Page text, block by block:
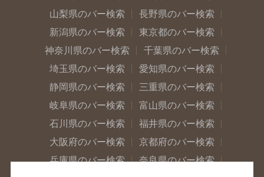
山梨県のバー検索
長野県のバー検索
新潟県のバー検索
東京都のバー検索
神奈川県のバー検索
千葉県のバー検索
埼玉県のバー検索
愛知県のバー検索
静岡県のバー検索
三重県のバー検索
岐阜県のバー検索
富山県のバー検索
石川県のバー検索
福井県のバー検索
大阪府のバー検索
京都府のバー検索
兵庫県のバー検索
奈良県のバー検索